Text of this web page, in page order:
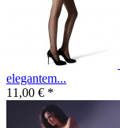
elegantem...
11,00 € *